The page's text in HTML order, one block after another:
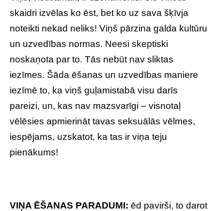
skaidri izvēlas ko ēst, bet ko uz sava šķīvja
noteikti nekad neliks! Viņš pārzina galda kultūru
un uzvedības normas. Neesi skeptiski
noskaņota par to. Tās nebūt nav sliktas
iezīmes. Šāda ēšanas un uzvedības maniere
iezīmē to, ka viņš guļamistabā visu darīs
pareizi, un, kas nav mazsvarīgi – visnotaļ
vēlēsies apmierināt tavas seksuālās vēlmes,
iespējams, uzskatot, ka tas ir viņa teju
pienākums!
VIŅA ĒŠANAS PARADUMI: ēd pavirši, to darot